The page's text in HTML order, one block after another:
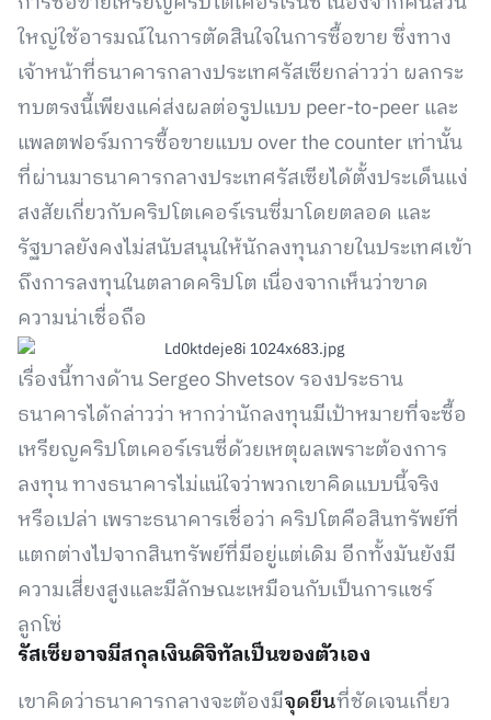
ใหญ่ใช้อารมณ์ในการตัดสินใจในการซื้อขาย ซึ่งทาง
เจ้าหน้าที่ธนาคารกลางประเทศรัสเซียกล่าวว่า ผลกระ
ทบตรงนี้เพียงแค่ส่งผลต่อรูปแบบ peer-to-peer และ
แพลตฟอร์มการซื้อขายแบบ over the counter เท่านั้น
ที่ผ่านมาธนาคารกลางประเทศรัสเซียได้ตั้งประเด็นแง่
สงสัยเกี่ยวกับคริปโตเคอร์เรนซี่มาโดยตลอด และ
รัฐบาลยังคงไม่สนับสนุนให้นักลงทุนภายในประเทศเข้า
ถึงการลงทุนในตลาดคริปโต เนื่องจากเห็นว่าขาด
ความน่าเชื่อถือ
เรื่องนี้ทางด้าน Sergeo Shvetsov รองประธาน
ธนาคารได้กล่าวว่า หากว่านักลงทุนมีเป้าหมายที่จะซื้อ
เหรียญคริปโตเคอร์เรนซี่ด้วยเหตุผลเพราะต้องการ
ลงทุน ทางธนาคารไม่แน่ใจว่าพวกเขาคิดแบบนี้จริง
หรือเปล่า เพราะธนาคารเชื่อว่า คริปโตคือสินทรัพย์ที่
แตกต่างไปจากสินทรัพย์ที่มีอยู่แต่เดิม อีกทั้งมันยังมี
ความเสี่ยงสูงและมีลักษณะเหมือนกับเป็นการแชร์
ลูกโซ่
รัสเซียอาจมีสกุลเงินดิจิทัลเป็นของตัวเอง
เขาคิดว่าธนาคารกลางจะต้องมีจุดยืนที่ชัดเจนเกี่ยว